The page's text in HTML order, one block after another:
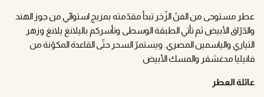
عطر مستوحى من الفنّ الزّخر تبدأ مقدّمته بمزيج استوائي من جوز الهند
والدّرّاق الأبيض ثم تأتي الطبقة الوسطى وتأسركم باليلانغ يلانغ وزهر
التياري والياسمين المصري. ويستمرّ السحر حتّى القاعدة المكوّنة من
فانيليا مدغشقر والمسك الأبيض
عائلة العطر